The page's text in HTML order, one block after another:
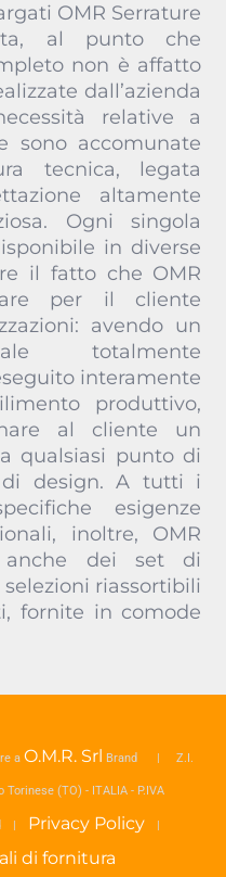
OMR Serrature
al punto che
non è affatto
dall’azienda
relative a
sono accomunate
tecnica, legata
altamente
Ogni singola
in diverse
il fatto che OMR
per il cliente
avendo un
totalmente
interamente
produttivo,
al cliente un
qualsiasi punto di
design. A tutti i
esigenze
inoltre, OMR
anche dei set di
riassortibili
fornite in comode
a O.M.R. Srl Brand | Z.I.
(TO) - ITALIA - P.IVA
| Privacy Policy
di fornitura